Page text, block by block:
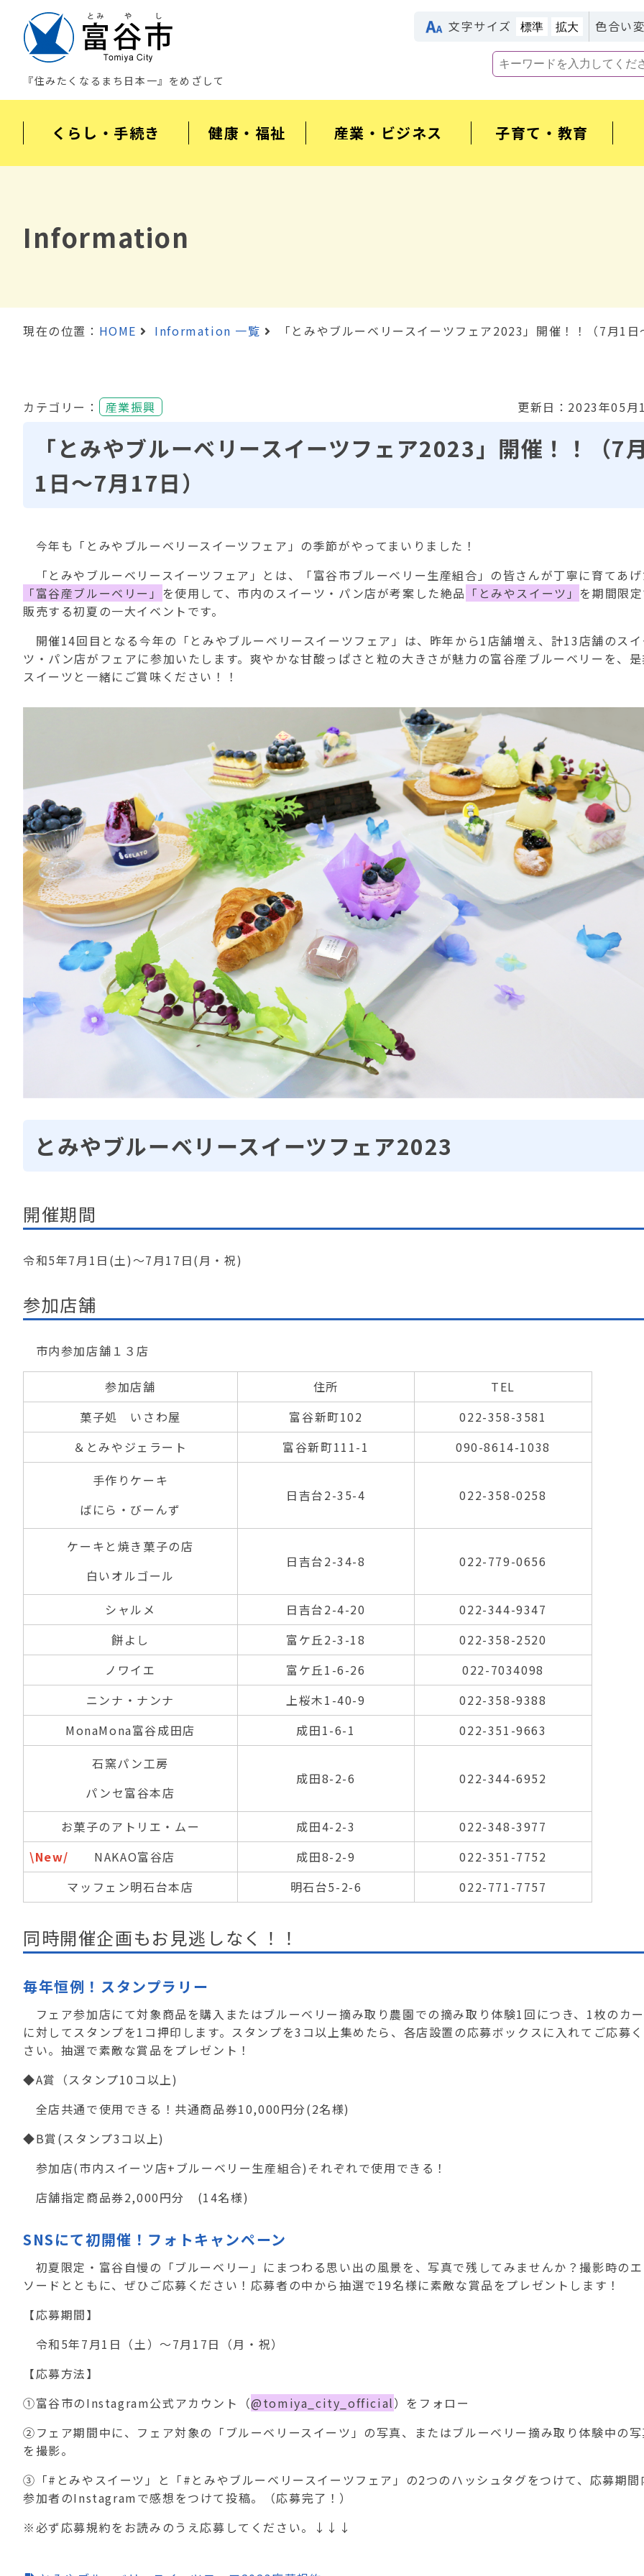
『住みたくなるまち日本一』をめざして
文字サイズ 標準 拡大 色合い
くらし・手続き 健康・福祉 産業・ビジネス 子育て・教育
Information
現在の位置： HOME Information 一覧 「とみやブルーベリースイーツフェア2023」開催！！（7月1
カテゴリー： 産業振興 更新日：2023年05月
「とみやブルーベリースイーツフェア2023」開催！！（7
1日～7月17日）
今年も「とみやブルーベリースイーツフェア」の季節がやってまいりました！
「とみやブルーベリースイーツフェア」とは、「富谷市ブルーベリー生産組合」の皆さんが丁寧に育てあ
「富谷産ブルーベリー」 を使用して、市内のスイーツ・パン店が考案した絶品 「とみやスイーツ」 を期間限
販売する初夏の一大イベントです。
開催14回目となる今年の「とみやブルーベリースイーツフェア」は、昨年から1店舗増え、計13店舗のス
ツ・パン店がフェアに参加いたします。爽やかな甘酸っぱさと粒の大きさが魅力の富谷産ブルーベリーを、
スイーツと一緒にご賞味ください！！
とみやブルーベリースイーツフェア2023
開催期間
令和5年7月1日(土)～7月17日(月・祝)
参加店舗
市内参加店舗１３店
参加店舗 住所
TEL
菓子処 いさわ屋
富谷新町102
022-358-3581
＆とみやジェラート
富谷新町111-1
090-8614-1038
手作りケーキ
ばにら・びーんず
日吉台2-35-4 022-358-0258
ケーキと焼き菓子の店
白いオルゴール
日吉台2-34-8 022-779-0656
シャルメ 日吉台2-4-20
022-344-9347
餅よし
富ケ丘2-3-18
022-358-2520
ノワイエ
富ケ丘1-6-26
022-7034098
ニンナ・ナンナ
上桜木1-40-9
022-358-9388
MonaMona富谷成田店
成田1-6-1
022-351-9663
石窯パン工房
パンセ富谷本店
成田8-2-6 022-344-6952
お菓子のアトリエ・ムー 成田4-2-3
022-348-3977
\New/
NAKAO富谷店 成田8-2-9
022-351-7752
マッフェン明石台本店
明石台5-2-6 022-771-7757
同時開催企画もお見逃しなく！！
毎年恒例！スタンプラリー
フェア参加店にて対象商品を購入またはブルーベリー摘み取り農園での摘み取り体験1回につき、1枚のカ
に対してスタンプを1コ押印します。スタンプを3コ以上集めたら、各店設置の応募ボックスに入れてご応募
さい。抽選で素敵な賞品をプレゼント！
◆A賞（スタンプ10コ以上)
全店共通で使用できる！共通商品券10,000円分(2名様)
◆B賞(スタンプ3コ以上)
参加店(市内スイーツ店+ブルーベリー生産組合)それぞれで使用できる！
店舗指定商品券2,000円分 (14名様)
SNSにて初開催！フォトキャンペーン
初夏限定・富谷自慢の「ブルーベリー」にまつわる思い出の風景を、写真で残してみませんか？撮影時の
ソードとともに、ぜひご応募ください！応募者の中から抽選で19名様に素敵な賞品をプレゼントします！
【応募期間】
令和5年7月1日（土）～7月17日（月・祝）
【応募方法】
①富谷市のInstagram公式アカウント（@tomiya_city_official）をフォロー
②フェア期間中に、フェア対象の「ブルーベリースイーツ」の写真、またはブルーベリー摘み取り体験中の
を撮影。
③「#とみやスイーツ」と「#とみやブルーベリースイーツフェア」の2つのハッシュタグをつけて、応募期間
参加者のInstagramで感想をつけて投稿。（応募完了！）
※必ず応募規約をお読みのうえ応募してください。↓↓↓